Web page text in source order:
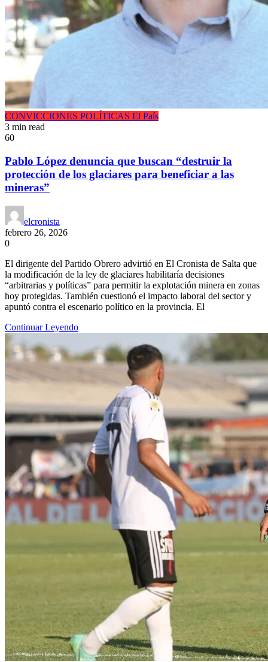
CONVICCIONES POLÍTICAS El País
3 min read
60
Pablo López denuncia que buscan “destruir la
protección de los glaciares para beneficiar a las
mineras”
elcronista
febrero 26, 2026
0
El dirigente del Partido Obrero advirtió en El Cronista de Salta que
la modificación de la ley de glaciares habilitaría decisiones
“arbitrarias y políticas” para permitir la explotación minera en zonas
hoy protegidas. También cuestionó el impacto laboral del sector y
apuntó contra el escenario político en la provincia. El
Continuar Leyendo